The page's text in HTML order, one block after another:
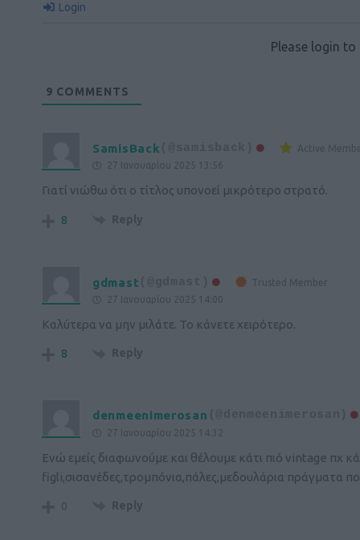
Login
Please login
9 COMMENTS
SamisBack
Active
27 Ιανουαρίου 2025 13:56
Γιατί νιώθω ότι ο τίτλος υπονοεί μικρότερο στρατό.
8 Reply
gdmast
Trusted Member
27 Ιανουαρίου 2025 14:00
Καλύτερα να μην μιλάτε. Το κάνετε χειρότερο.
8 Reply
denmeenimerosan
27 Ιανουαρίου 2025 14:32
Ενώ εμείς διαφωνούμε και θέλουμε κάτι πιό vintage πχ
figli,σισανέδες,τρομπόνια,πάλες,μεδουλάρια πράγματα
0 Reply